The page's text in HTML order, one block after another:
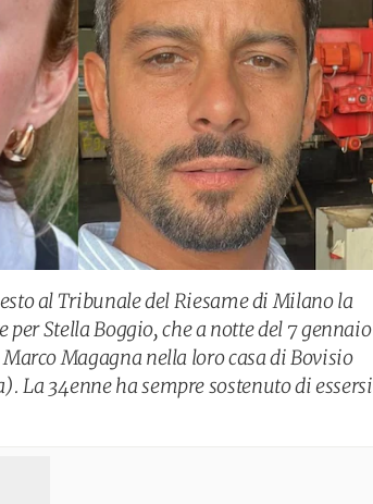
al Tribunale del Riesame di Milano la
per Stella Boggio, che a notte del 7 gennaio
Magagna nella loro casa di Bovisio
La 34enne ha sempre sostenuto di essersi